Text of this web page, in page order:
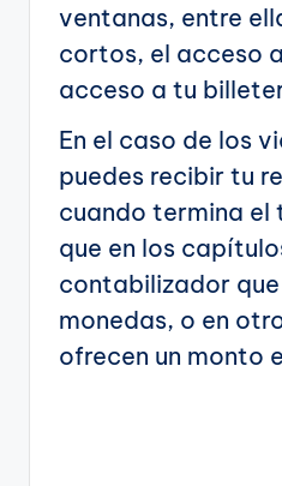
ventanas, entre
cortos, el acceso
acceso a tu
En el caso de los
puedes recibir tu
cuando termina el
que en los
contabilizador
monedas, o en
ofrecen un monto